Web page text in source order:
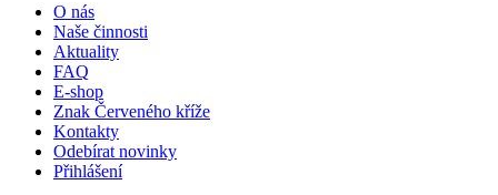
O nás
Naše činnosti
Aktuality
FAQ
E-shop
Znak Červeného kříže
Kontakty
Odebírat novinky
Přihlášení